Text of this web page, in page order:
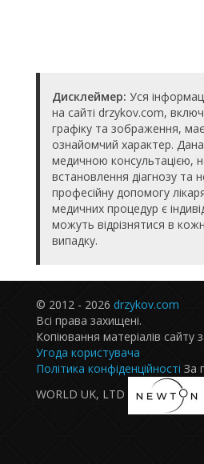
Дисклеймер: Уся
на сайті drzykov.com,
графіку та зображення,
ознайомчий характер.
медичною консультацією,
встановлення діагнозу та
професійну допомогу
медичних процедур є
можуть відрізнятися в
випадку.
© 2012 - 2026 drzykov.com
Всі права захищені.
Копіювання матеріалів сайту
Угода користувача
Політика конфіденційності За
WORLD UK, LTD